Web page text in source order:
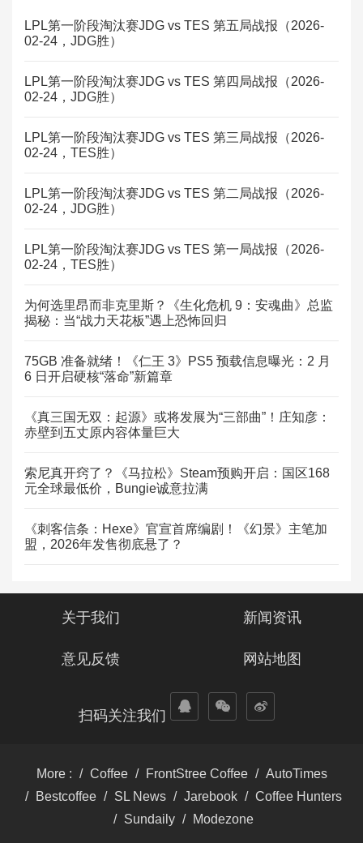
LPL第一阶段淘汰赛JDG vs TES 第五局战报（2026-
02-24，JDG胜）
LPL第一阶段淘汰赛JDG vs TES 第四局战报（2026-
02-24，JDG胜）
LPL第一阶段淘汰赛JDG vs TES 第三局战报（2026-
02-24，TES胜）
LPL第一阶段淘汰赛JDG vs TES 第二局战报（2026-
02-24，JDG胜）
LPL第一阶段淘汰赛JDG vs TES 第一局战报（2026-
02-24，TES胜）
为何选里昂而非克里斯？《生化危机 9：安魂曲》总监
揭秘：当“战力天花板”遇上恐怖回归
75GB 准备就绪！《仁王 3》PS5 预载信息曝光：2 月
6 日开启硬核“落命”新篇章
《真三国无双：起源》或将发展为“三部曲”！庄知彦：
赤壁到五丈原内容体量巨大
索尼真开窍了？《马拉松》Steam预购开启：国区168
元全球最低价，Bungie诚意拉满
《刺客信条：Hexe》官宣首席编剧！《幻景》主笔加
盟，2026年发售彻底悬了？
关于我们 新闻资讯
意见反馈 网站地图
扫码关注我们
More : Coffee FrontStree Coffee
AutoTimes
Bestcoffee
SL News Jarebook
Coffee Hunters
Sundaily
Modezone